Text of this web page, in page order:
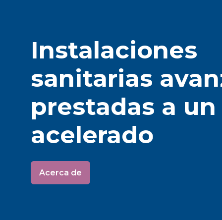
Instalaciones
sanitarias
prestadas a
acelerado
Acerca de